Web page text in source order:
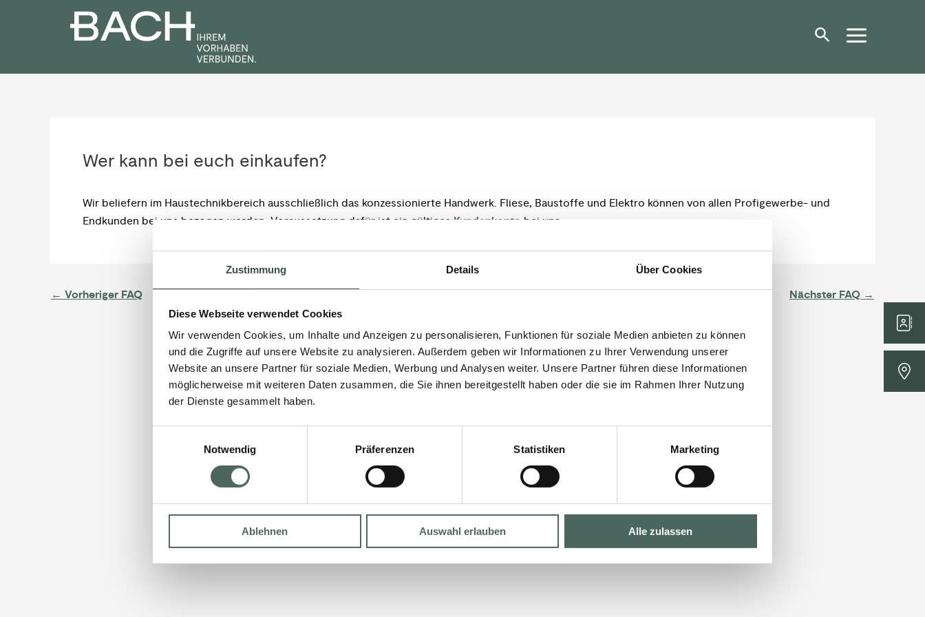
Zustimmung Details Über Cookies
Diese Webseite verwendet Cookies
Wir verwenden Cookies, um Inhalte und Anzeigen zu personalisieren, Funktionen für soziale Medien anbieten zu können
und die Zugriffe auf unsere Website zu analysieren. Außerdem geben wir Informationen zu Ihrer Verwendung unserer
Website an unsere Partner für soziale Medien, Werbung und Analysen weiter. Unsere Partner führen diese Informationen
möglicherweise mit weiteren Daten zusammen, die Sie ihnen bereitgestellt haben oder die sie im Rahmen Ihrer Nutzung
der Dienste gesammelt haben.
Notwendig
Präferenzen Statistiken Marketing
Ablehnen Auswahl erlauben Alle zulassen
Wer kann bei euch einkaufen?
Wir beliefern im Haustechnikbereich ausschließlich das konzessionierte Handwerk. Fliese, Baustoffe und Elektro können von allen Profigewerbe- und
Endkunden bei uns bezogen werden. Voraussetzung dafür ist ein gültiges Kundenkonto bei uns.
navigation
← Vorheriger FAQ Nächster FAQ →